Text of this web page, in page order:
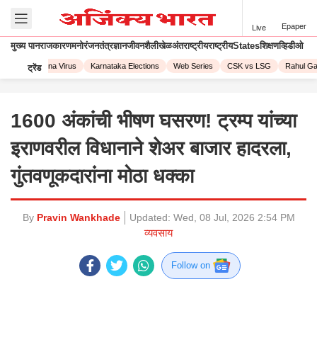
Live Epaper
मुख्य पानराजकारणमनोरंजनतंत्रज्ञानजीवनशैलीखेळअंतराष्ट्रीयराष्ट्रीयStatesशिक्षणव्हिडीओ
ट्रेंड
Corona Virus Karnataka Elections Web Series CSK vs LSG Rahul
1600 अंकांची भीषण घसरण! ट्रम्प यांच्या
इराणवरील विधानाने शेअर बाजार हादरला,
गुंतवणूकदारांना मोठा धक्का
By Pravin Wankhade Updated: Wed, 08 Jul, 2026 2:54 PM
व्यवसाय
Follow on